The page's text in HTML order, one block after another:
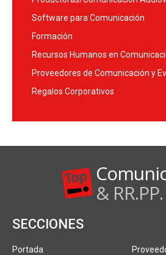
Software para Comunicación
Formación
Recursos Humanos en
Proveedores de Comunicación y
Regalos Corporativos
& RR.PP.
SECCIONES
Portada